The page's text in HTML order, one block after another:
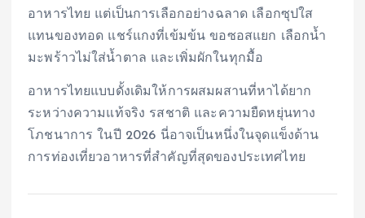
อาหารไทย แต่เป็นการเลือกอย่างฉลาด เลือกซุปใส
แทนของทอด แชร์แกงที่เข้มข้น ขอซอสแยก เลือกน้ำ
มะพร้าวไม่ใส่น้ำตาล และเพิ่มผักในทุกมื้อ
อาหารไทยแบบดั้งเดิมให้การผสมผสานที่หาได้ยาก
ระหว่างความแท้จริง รสชาติ และความยืดหยุ่นทาง
โภชนาการ ในปี 2026 นี่อาจเป็นหนึ่งในจุดแข็งด้าน
การท่องเที่ยวอาหารที่สำคัญที่สุดของประเทศไทย